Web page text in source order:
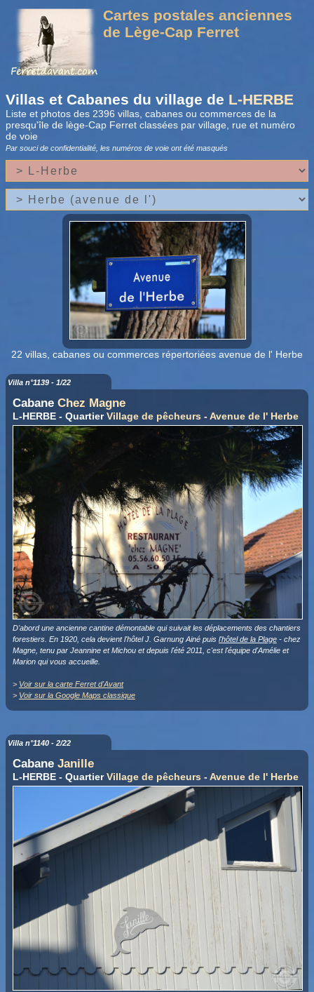
Cartes postales anciennes
de Lège-Cap Ferret
Villas et Cabanes du village de L-HERBE
Liste et photos des 2396 villas, cabanes ou commerces de la
presqu'île de lège-Cap Ferret classées par village, rue et numéro
de voie
Par souci de confidentialité, les numéros de voie ont été masqués
22 villas, cabanes ou commerces répertoriées avenue de l' Herbe
Villa n°1139 - 1/22
Cabane Chez Magne
L-HERBE - QuartierVillage de pêcheurs - Avenue de l' Herbe
D'abord une ancienne cantine démontable qui suivait les déplacements des chantiers
forestiers. En 1920, cela devient l'hôtel J. Garnung Ainé puis l'hôtel de la Plage - chez
Magne, tenu par Jeannine et Michou et depuis l'été 2011, c'est l'équipe d'Amélie et
Marion qui vous accueille.
> Voir sur la carte Ferret d'Avant
> Voir sur la Google Maps classique
Villa n°1140 - 2/22
Cabane Janille
L-HERBE - QuartierVillage de pêcheurs -Avenue de l' Herbe